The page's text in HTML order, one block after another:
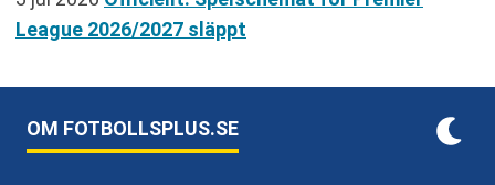
League 2026/2027 släppt
OM FOTBOLLSPLUS.SE